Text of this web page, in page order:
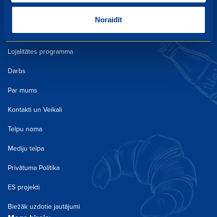
Noraidīt
Receptes
Lojalitātes programma
Darbs
Par mums
Kontakti un Veikali
Telpu noma
Mediju telpa
Privātuma Politika
ES projekti
Biežāk uzdotie jautājumi